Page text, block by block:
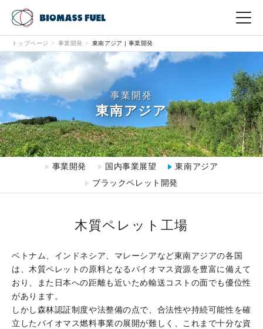
English 中文（繁体） 中文（簡体）
事業内容
事業開発
現場から
採用情報
トップページ 事業開発 東南アジア | 事業開発
事業開発
東南アジア
事業開発 国内事業展望
東南アジア
ブラックペレット開発
木質ペレット工場
ベトナム、インドネシア、マレーシアなど東南アジアの各国
は、木質ペレットの原料となるバイオマス資源を豊富に備えて
おり、また日本への距離も近いため輸送コストの面でも優位性
があります。
しかし森林認証制度や法整備の点で、合法性や持続可能性を確
立したバイオマス燃料事業の展開が難しく、これまで十分な資